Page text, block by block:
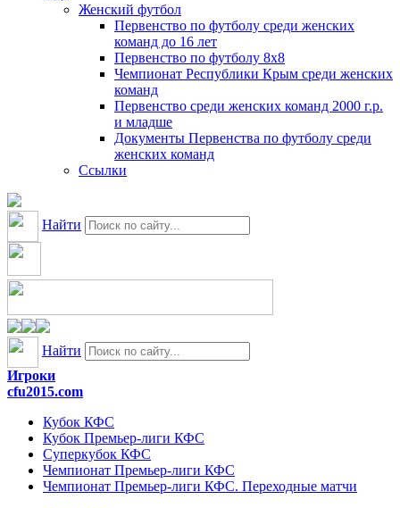
Женский футбол
Первенство по футболу среди женских
команд до 16 лет
Первенство по футболу 8х8
Чемпионат Республики Крым среди женских
команд
Первенство среди женских команд 2000 г.р.
и младше
Документы Первенства по футболу среди
женских команд
Ссылки
Найти
Найти
Игроки
cfu2015.com
Кубок КФС
Кубок Премьер-лиги КФС
Суперкубок КФС
Чемпионат Премьер-лиги КФС
Чемпионат Премьер-лиги КФС. Переходные матчи